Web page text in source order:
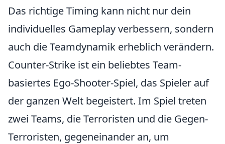
Das richtige Timing kann nicht nur dein
individuelles Gameplay verbessern, sondern
auch die Teamdynamik erheblich verändern.
Counter-Strike ist ein beliebtes Team-
basiertes Ego-Shooter-Spiel, das Spieler auf
der ganzen Welt begeistert. Im Spiel treten
zwei Teams, die Terroristen und die Gegen-
Terroristen, gegeneinander an, um